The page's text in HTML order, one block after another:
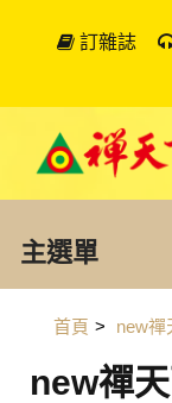
訂雜誌
主選單
首頁 > new禪
new禪